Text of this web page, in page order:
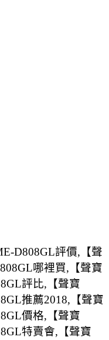
D808GL評價,【聲
哪裡買,【聲寶
評比,【聲寶
推薦2018,【聲寶
價格,【聲寶
特賣會,【聲寶